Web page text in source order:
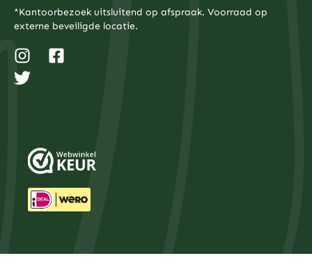
*Kantoorbezoek uitsluitend op afspraak. Voorraad op
externe beveiligde locatie.
n
s
t
a
m
a
k
-
s
q
r
w
i
t